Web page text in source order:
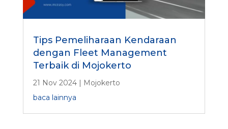
Tips Pemeliharaan Kendaraan
dengan Fleet Management
Terbaik di Mojokerto
21 Nov 2024| Mojokerto
baca lainnya